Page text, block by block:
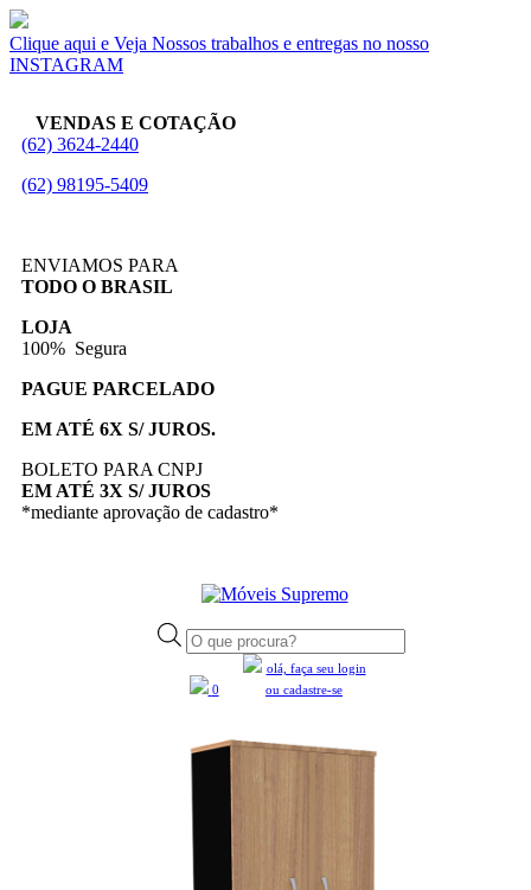
Clique aqui e Veja Nossos trabalhos e entregas no nosso
INSTAGRAM
VENDAS E COTAÇÃO
(62) 3624-2440
(62) 98195-5409
ENVIAMOS PARA
TODO O BRASIL
LOJA
100% Segura
PAGUE PARCELADO
EM ATÉ 6X S/ JUROS.
BOLETO PARA CNPJ
EM ATÉ 3X S/ JUROS
*mediante aprovação de cadastro*
Pesquisar
produtos
0
olá, faça seu login
ou cadastre-se